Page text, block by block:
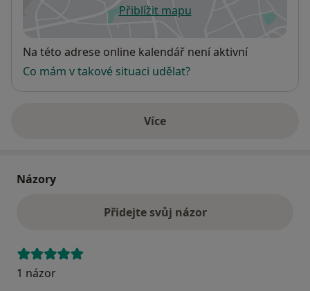
Přiblížit mapuse otevře v nové záložce
Dostupnost
Na této adrese online kalendář není aktivní
Co mám v takové situaci udělat?
Víceo adrese
Názory
Přidejte svůj názor
1 názor